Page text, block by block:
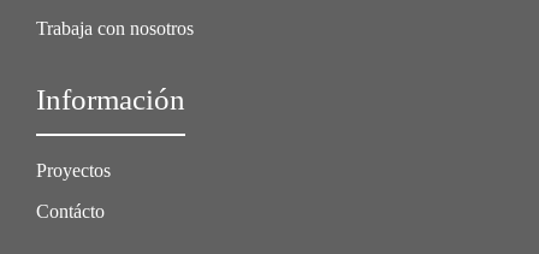
Trabaja con nosotros
Información
Proyectos
Contácto